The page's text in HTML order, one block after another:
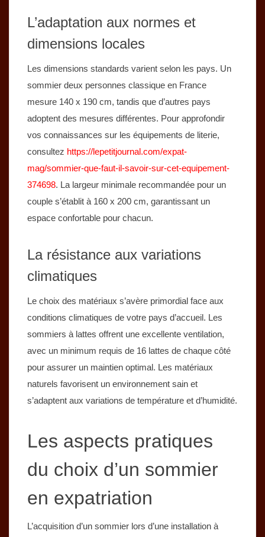
L’adaptation aux normes et
dimensions locales
Les dimensions standards varient selon les pays. Un
sommier deux personnes classique en France
mesure 140 x 190 cm, tandis que d’autres pays
adoptent des mesures différentes. Pour approfondir
vos connaissances sur les équipements de literie,
consultez https://lepetitjournal.com/expat-
mag/sommier-que-faut-il-savoir-sur-cet-equipement-
374698. La largeur minimale recommandée pour un
couple s’établit à 160 x 200 cm, garantissant un
espace confortable pour chacun.
La résistance aux variations
climatiques
Le choix des matériaux s’avère primordial face aux
conditions climatiques de votre pays d’accueil. Les
sommiers à lattes offrent une excellente ventilation,
avec un minimum requis de 16 lattes de chaque côté
pour assurer un maintien optimal. Les matériaux
naturels favorisent un environnement sain et
s’adaptent aux variations de température et d’humidité.
Les aspects pratiques
du choix d’un sommier
en expatriation
L’acquisition d’un sommier lors d’une installation à